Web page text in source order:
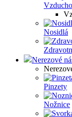
Nosidlá
Nerezové
Pinzety
Nožnice